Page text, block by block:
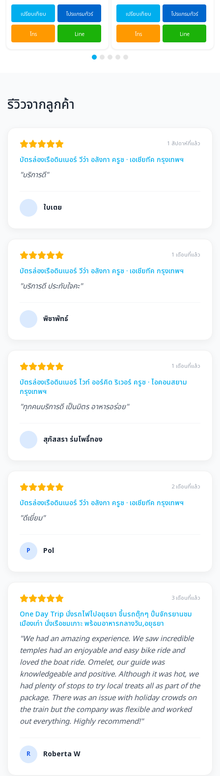
เปรียบเทียบ โปรแกรมทัวร์
โทร Line
เปรียบเทียบ โปรแกรมทัวร์
โทร Line
รีวิวจากลูกค้า
1 สัปดาห์ที่แล้ว
บัตรล่องเรือดินเนอร์ วีว่า อลังกา ครูซ · เอเชียทีค กรุงเทพฯ
"บริการดี"
ใบเตย
1 เดือนที่แล้ว
บัตรล่องเรือดินเนอร์ วีว่า อลังกา ครูซ · เอเชียทีค กรุงเทพฯ
"บริการดี ประทับใจคะ"
พิชาพัทธ์
1 เดือนที่แล้ว
บัตรล่องเรือดินเนอร์ ไวท์ ออร์คิด ริเวอร์ ครูซ · ไอคอนสยาม
กรุงเทพฯ
"ทุกคนบริการดี เป็นมิตร อาหารอร่อย"
สุภัสสรา ร่มโพธิ์ทอง
2 เดือนที่แล้ว
บัตรล่องเรือดินเนอร์ วีว่า อลังกา ครูซ · เอเชียทีค กรุงเทพฯ
"ดีเยี่ยม"
P Pol
3 เดือนที่แล้ว
One Day Trip นั่งรถไฟไปอยุธยา ขึ้นรถตุ๊กๆ ปั่นจักรยานชม
เมืองเก่า นั่งเรือชมเกาะ พร้อมอาหารกลางวัน,อยุธยา
"We had an amazing experience. We saw incredible
temples had an enjoyable and easy bike ride and
loved the boat ride. Omelet, our guide was
knowledgeable and positive. Although it was hot, we
had plenty of stops to try local treats all as part of the
package. There was an issue with holiday crowds on
the train but the company was flexible and worked
out everything. Highly recommend!"
R Roberta W